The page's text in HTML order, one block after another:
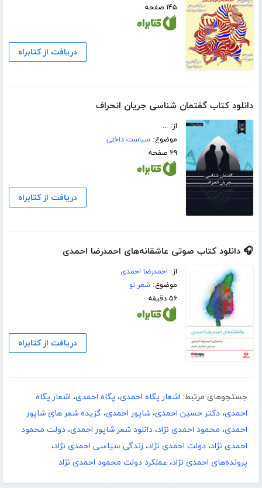
۱۴۵ صفحه
دریافت از کتابراه
دانلود کتاب گفتمان شناسی جریان انحراف
از: ...
موضوع:سیاست داخلی
۲۹ صفحه
دریافت از کتابراه
🎧 دانلود کتاب صوتی عاشقانه‌‌های احمدرضا احمدی
از: احمدرضا احمدی
موضوع:شعر نو
۵۶ دقیقه
دریافت از کتابراه
جستجوهای مرتبط: اشعار پگاه احمدی، پگاه احمدی، اشعار پگاه
احمدی، دکتر حسین احمدی، شاپور احمدی، گزیده شعر های شاپور
احمدی، محمود احمدی نژاد، دانلود شعر شاپور احمدی، دولت محمود
احمدی نژاد، دولت احمدی نژاد، زندگی سیاسی احمدی نژاد،
پرونده‌های احمدی نژاد، عملکرد دولت محمود احمدی نژاد